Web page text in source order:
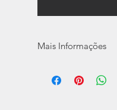
Mais Informações
Especificação: